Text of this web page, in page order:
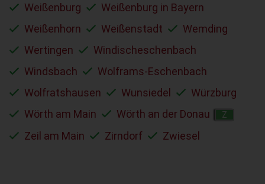
Weißenburg
Weißenburg in Bayern
Weißenhorn
Weißenstadt
Wemding
Wertingen
Windischeschenbach
Windsbach
Wolframs-Eschenbach
Wolfratshausen
Wunsiedel
Würzburg
Wörth am Main
Wörth an der Donau Z
Zeil am Main Zirndorf Zwiesel